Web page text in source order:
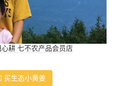
耕 七不农产品会员店
买生态小黄姜